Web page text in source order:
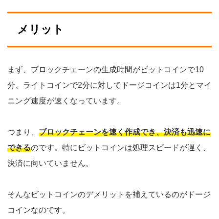
メリット
まず、ブロックチェーンの生成時間がビットコインで10
分、ライトコインで2分に対してドージコインは1分とマイ
ニング速度が速くなっています。
つまり、 ブロックチェーンを速く作成でき、決済も迅速に
できるのです。特にビットコインは処理スピードが遅く、
決済に向いていません。
そんなビットコインのデメリットを補えているのがドージ
コインなのです。